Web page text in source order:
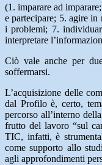
(1. imparare ad
e partecipare; 5. agire in
i problemi; 7.
interpretare
Ciò vale anche per
soffermarsi.
L’acquisizione delle
dal Profilo è, certo,
percorso all’interno
frutto del lavoro “sul
TIC, infatti, è
come supporto allo
agli approfondimenti